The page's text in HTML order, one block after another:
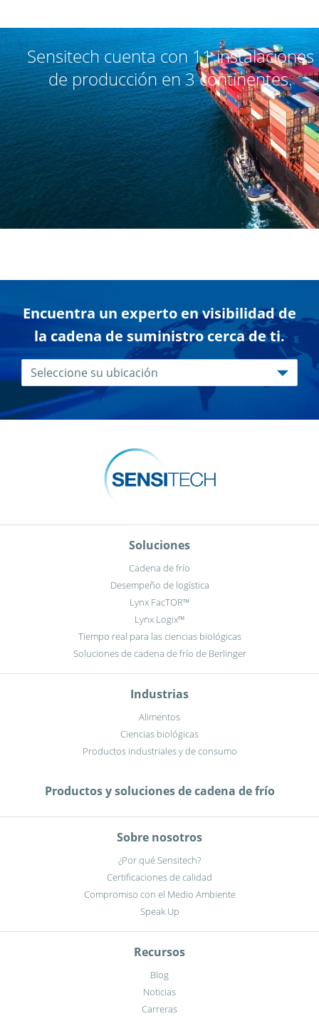
Sensitech cuenta con 11 instalaciones
de producción en 3 continentes.
Encuentra un experto en visibilidad de
la cadena de suministro cerca de ti.
Soluciones
Cadena de frío
Desempeño de logística
Lynx FacTOR™
Lynx Logix™
Tiempo real para las ciencias biológicas
Soluciones de cadena de frío de Berlinger
Industrias
Alimentos
Ciencias biológicas
Productos industriales y de consumo
Productos y soluciones de cadena de frío
Sobre nosotros
¿Por qué Sensitech?
Certificaciones de calidad
Compromiso con el Medio Ambiente
Speak Up
Recursos
Blog
Noticias
Carreras